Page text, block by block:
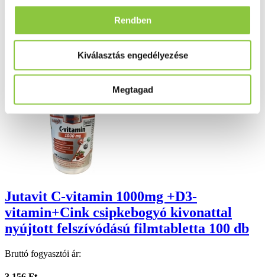
Rendben
Kiválasztás engedélyezése
Megtagad
Ezek is érdekelhetik Önt
Jutavit C-vitamin 1000mg +D3-
vitamin+Cink csipkebogyó kivonattal
nyújtott felszívódású filmtabletta 100 db
Bruttó fogyasztói ár: